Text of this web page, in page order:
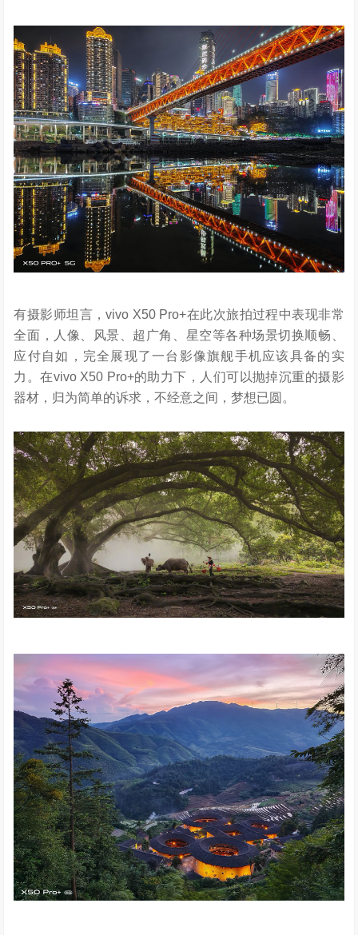
有摄影师坦言，vivo X50 Pro+在此次旅拍过程中表现非常
全面，人像、风景、超广角、星空等各种场景切换顺畅、
应付自如，完全展现了一台影像旗舰手机应该具备的实
力。在vivo X50 Pro+的助力下，人们可以抛掉沉重的摄影
器材，归为简单的诉求，不经意之间，梦想已圆。